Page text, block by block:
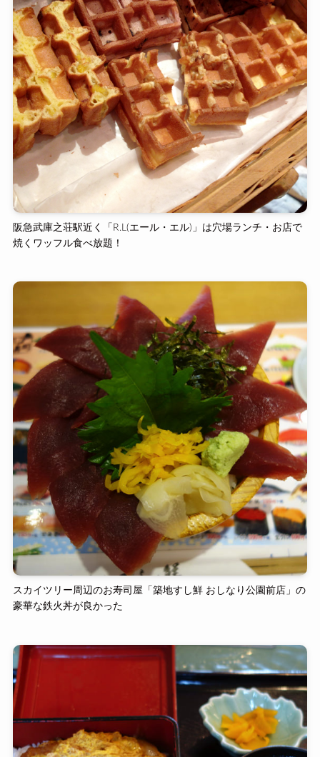
阪急武庫之荘駅近く「R.L(エール・エル)」は穴場ランチ・お店で
焼くワッフル食べ放題！
スカイツリー周辺のお寿司屋「築地すし鮮 おしなり公園前店」の
豪華な鉄火丼が良かった